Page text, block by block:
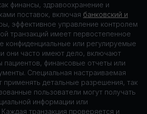
финансы, здравоохранение и
поставок, включая банковский и
эффективное управление контролем
транзакций имеет первостепенное
конфиденциальные или регулируемые
они часто имеют дело, включают
пациентов, финансовые отчеты или
Специальная настраиваемая
применять детальные разрешения, так
пользователи могут получать
информации или
транзакция проверяется и